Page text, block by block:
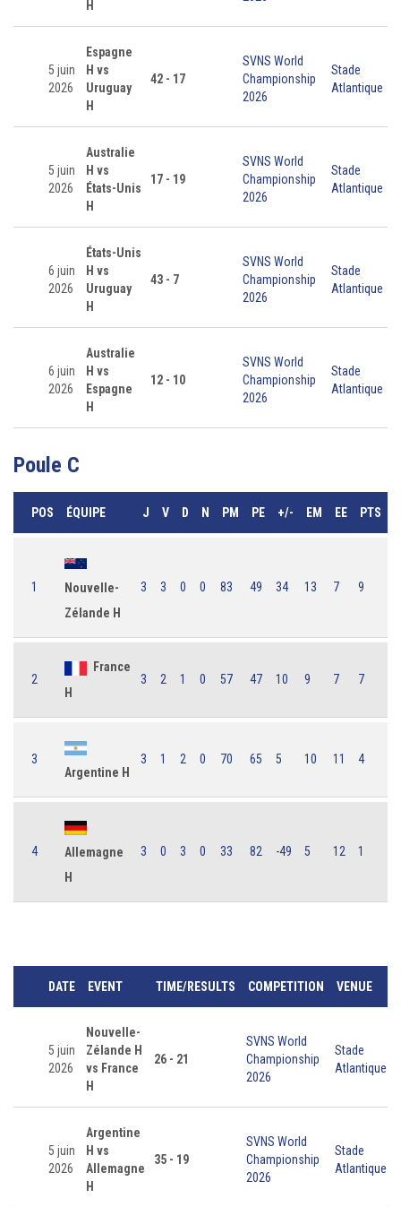
H
5 juin
2026
Espagne
H vs
Uruguay
H
42 - 17
SVNS World
Championship
2026
Stade
Atlantique
5 juin
2026
Australie
H vs
États-Unis
H
17 - 19
SVNS World
Championship
2026
Stade
Atlantique
6 juin
2026
États-Unis
H vs
Uruguay
H
43 - 7
SVNS World
Championship
2026
Stade
Atlantique
6 juin
2026
Australie
H vs
Espagne
H
12 - 10
SVNS World
Championship
2026
Stade
Atlantique
Poule C
POS ÉQUIPE J V D N PM PE +/- EM EE PTS
1
Nouvelle-
Zélande H
3 3 0 0 83 49 34 13 7 9
2
France
H
3 2 1 0 57 47 10 9 7 7
3
Argentine H
3 1 2 0 70 65 5 10 11 4
4
Allemagne
H
3 0 3 0 33 82 -49 5 12 1
DATE EVENT TIME/RESULTS COMPETITION VENUE
5 juin
2026
Nouvelle-
Zélande H
vs France
H
26 - 21
SVNS World
Championship
2026
Stade
Atlantique
5 juin
2026
Argentine
H vs
Allemagne
H
35 - 19
SVNS World
Championship
2026
Stade
Atlantique